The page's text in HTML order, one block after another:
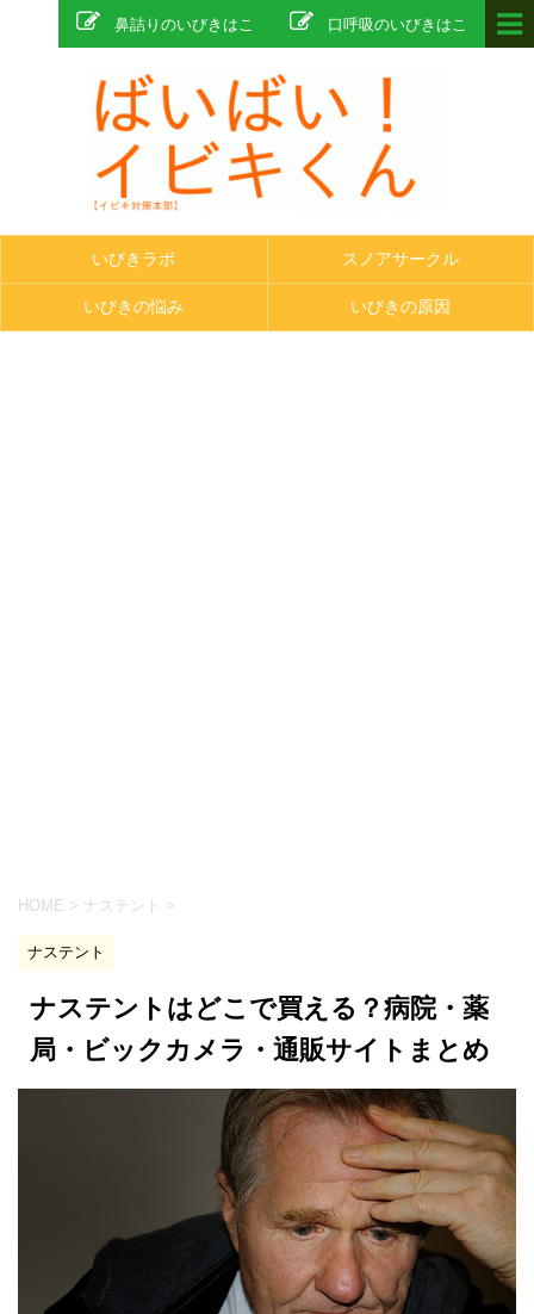
口呼吸のいびきはこ
鼻詰りのいびきはこ
いびきラボ スノアサークル
いびきの悩み いびきの原因
HOME > ナステント >
ナステント
ナステントはどこで買える？病院・薬
局・ビックカメラ・通販サイトまとめ